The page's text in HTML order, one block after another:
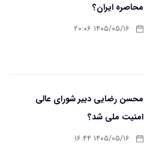
محاصره ایران؟
۱۴۰۵/۰۵/۱۶ ۲۰:۰۶
محسن رضایی دبیر شورای عالی
امنیت ملی شد؟
۱۴۰۵/۰۵/۱۶ ۱۶:۴۴